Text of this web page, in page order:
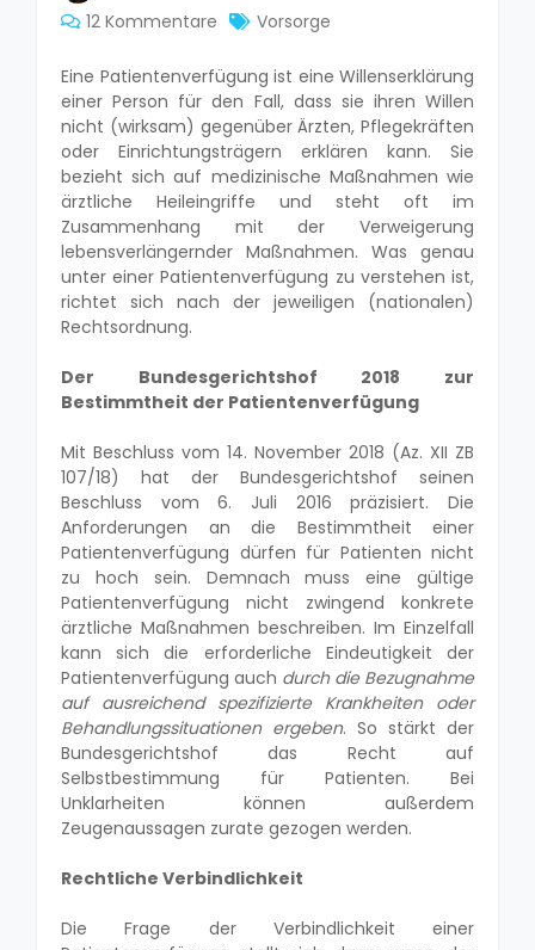
12 Kommentare
Vorsorge
Eine Patientenverfügung ist eine Willenserklärung
einer Person für den Fall, dass sie ihren Willen
nicht (wirksam) gegenüber Ärzten, Pflegekräften
oder Einrichtungsträgern erklären kann. Sie
bezieht sich auf medizinische Maßnahmen wie
ärztliche Heileingriffe und steht oft im
Zusammenhang mit der Verweigerung
lebensverlängernder Maßnahmen. Was genau
unter einer Patientenverfügung zu verstehen ist,
richtet sich nach der jeweiligen (nationalen)
Rechtsordnung.
Der Bundesgerichtshof 2018 zur
Bestimmtheit der Patientenverfügung
Mit Beschluss vom 14. November 2018 (Az. XII ZB
107/18) hat der Bundesgerichtshof seinen
Beschluss vom 6. Juli 2016 präzisiert. Die
Anforderungen an die Bestimmtheit einer
Patientenverfügung dürfen für Patienten nicht
zu hoch sein. Demnach muss eine gültige
Patientenverfügung nicht zwingend konkrete
ärztliche Maßnahmen beschreiben. Im Einzelfall
kann sich die erforderliche Eindeutigkeit der
Patientenverfügung auch durch die Bezugnahme
auf ausreichend spezifizierte Krankheiten oder
Behandlungssituationen ergeben. So stärkt der
Bundesgerichtshof das Recht auf
Selbstbestimmung für Patienten. Bei
Unklarheiten können außerdem
Zeugenaussagen zurate gezogen werden.
Rechtliche Verbindlichkeit
Die Frage der Verbindlichkeit einer